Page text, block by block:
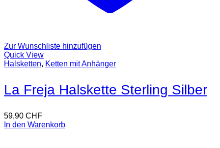
Zur Wunschliste hinzufügen
Quick View
Halsketten, Ketten mit Anhänger
La Freja Halskette Sterling Silber
59,90 CHF
In den Warenkorb